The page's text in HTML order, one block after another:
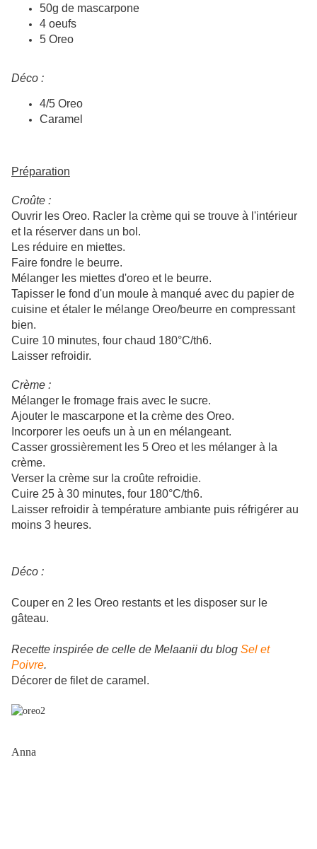
50g de mascarpone
4 oeufs
5 Oreo
Déco :
4/5 Oreo
Caramel
Préparation
Croûte :
Ouvrir les Oreo. Racler la crème qui se trouve à l'intérieur
et la réserver dans un bol.
Les réduire en miettes.
Faire fondre le beurre.
Mélanger les miettes d'oreo et le beurre.
Tapisser le fond d'un moule à manqué avec du papier de
cuisine et étaler le mélange Oreo/beurre en compressant
bien.
Cuire 10 minutes, four chaud 180°C/th6.
Laisser refroidir.
Crème :
Mélanger le fromage frais avec le sucre.
Ajouter le mascarpone et la crème des Oreo.
Incorporer les oeufs un à un en mélangeant.
Casser grossièrement les 5 Oreo et les mélanger à la
crème.
Verser la crème sur la croûte refroidie.
Cuire 25 à 30 minutes, four 180°C/th6.
Laisser refroidir à température ambiante puis réfrigérer au
moins 3 heures.
Déco :
Couper en 2 les Oreo restants et les disposer sur le
gâteau.
Recette inspirée de celle de Melaanii du blog Sel et
Poivre.
Décorer de filet de caramel.
Anna